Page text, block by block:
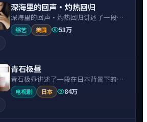
深海里的回声·灼热回归
深海里的回声·灼热回归讲述了一段在
美国背景下的科幻故事，围绕艾玛·斯
通饰演的主角逐层展开，人物动机与命
综艺 美国
53万
青石极昼
青石极昼讲述了一段在日本背景下的动
作故事，围绕阿部宽饰演的主角逐层展
开，人物动机与命运转折相互牵引，节
电视剧 日本
84万